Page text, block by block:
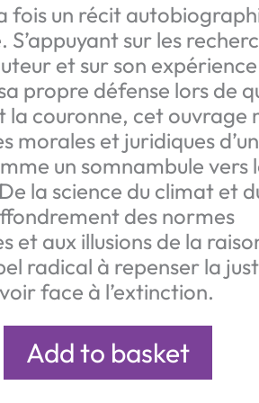
fois un récit
sur les
et sur son
propre défense lors de
la couronne, cet ouvrage
morales et juridiques
un somnambule vers
la science du climat et
des normes
et aux illusions de la
radical à repenser la
face à l’extinction.
Add to basket